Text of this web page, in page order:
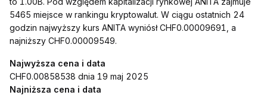
5465 miejsce w rankingu kryptowalut. W ciągu ostatnich 24
godzin najwyższy kurs ANITA wyniósł CHF0.00009691, a
najniższy CHF0.00009549.
Najwyższa cena i data
CHF0.00858538 dnia 19 maj 2025
Najniższa cena i data